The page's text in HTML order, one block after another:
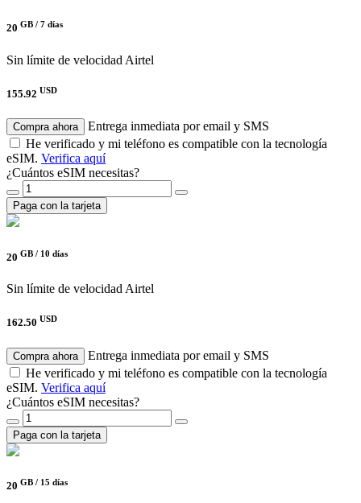
20 GB / 7 días
Sin límite de velocidad Airtel
155.92 USD
Compra ahora
Entrega inmediata por email y SMS
He verificado y mi teléfono es compatible con la tecnología
eSIM. Verifica aquí
¿Cuántos eSIM necesitas?
Paga con la tarjeta
20 GB / 10 días
Sin límite de velocidad Airtel
162.50 USD
Compra ahora
Entrega inmediata por email y SMS
He verificado y mi teléfono es compatible con la tecnología
eSIM. Verifica aquí
¿Cuántos eSIM necesitas?
Paga con la tarjeta
20 GB / 15 días